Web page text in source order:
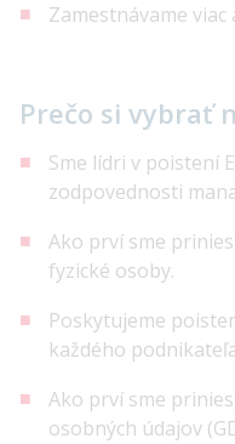
Zamestnávame
Prečo si vybrať
Sme lídri v poistení
zodpovednosti
Ako prví sme
fyzické osoby.
Poskytujeme
každého
Ako prví sme
osobných údajov